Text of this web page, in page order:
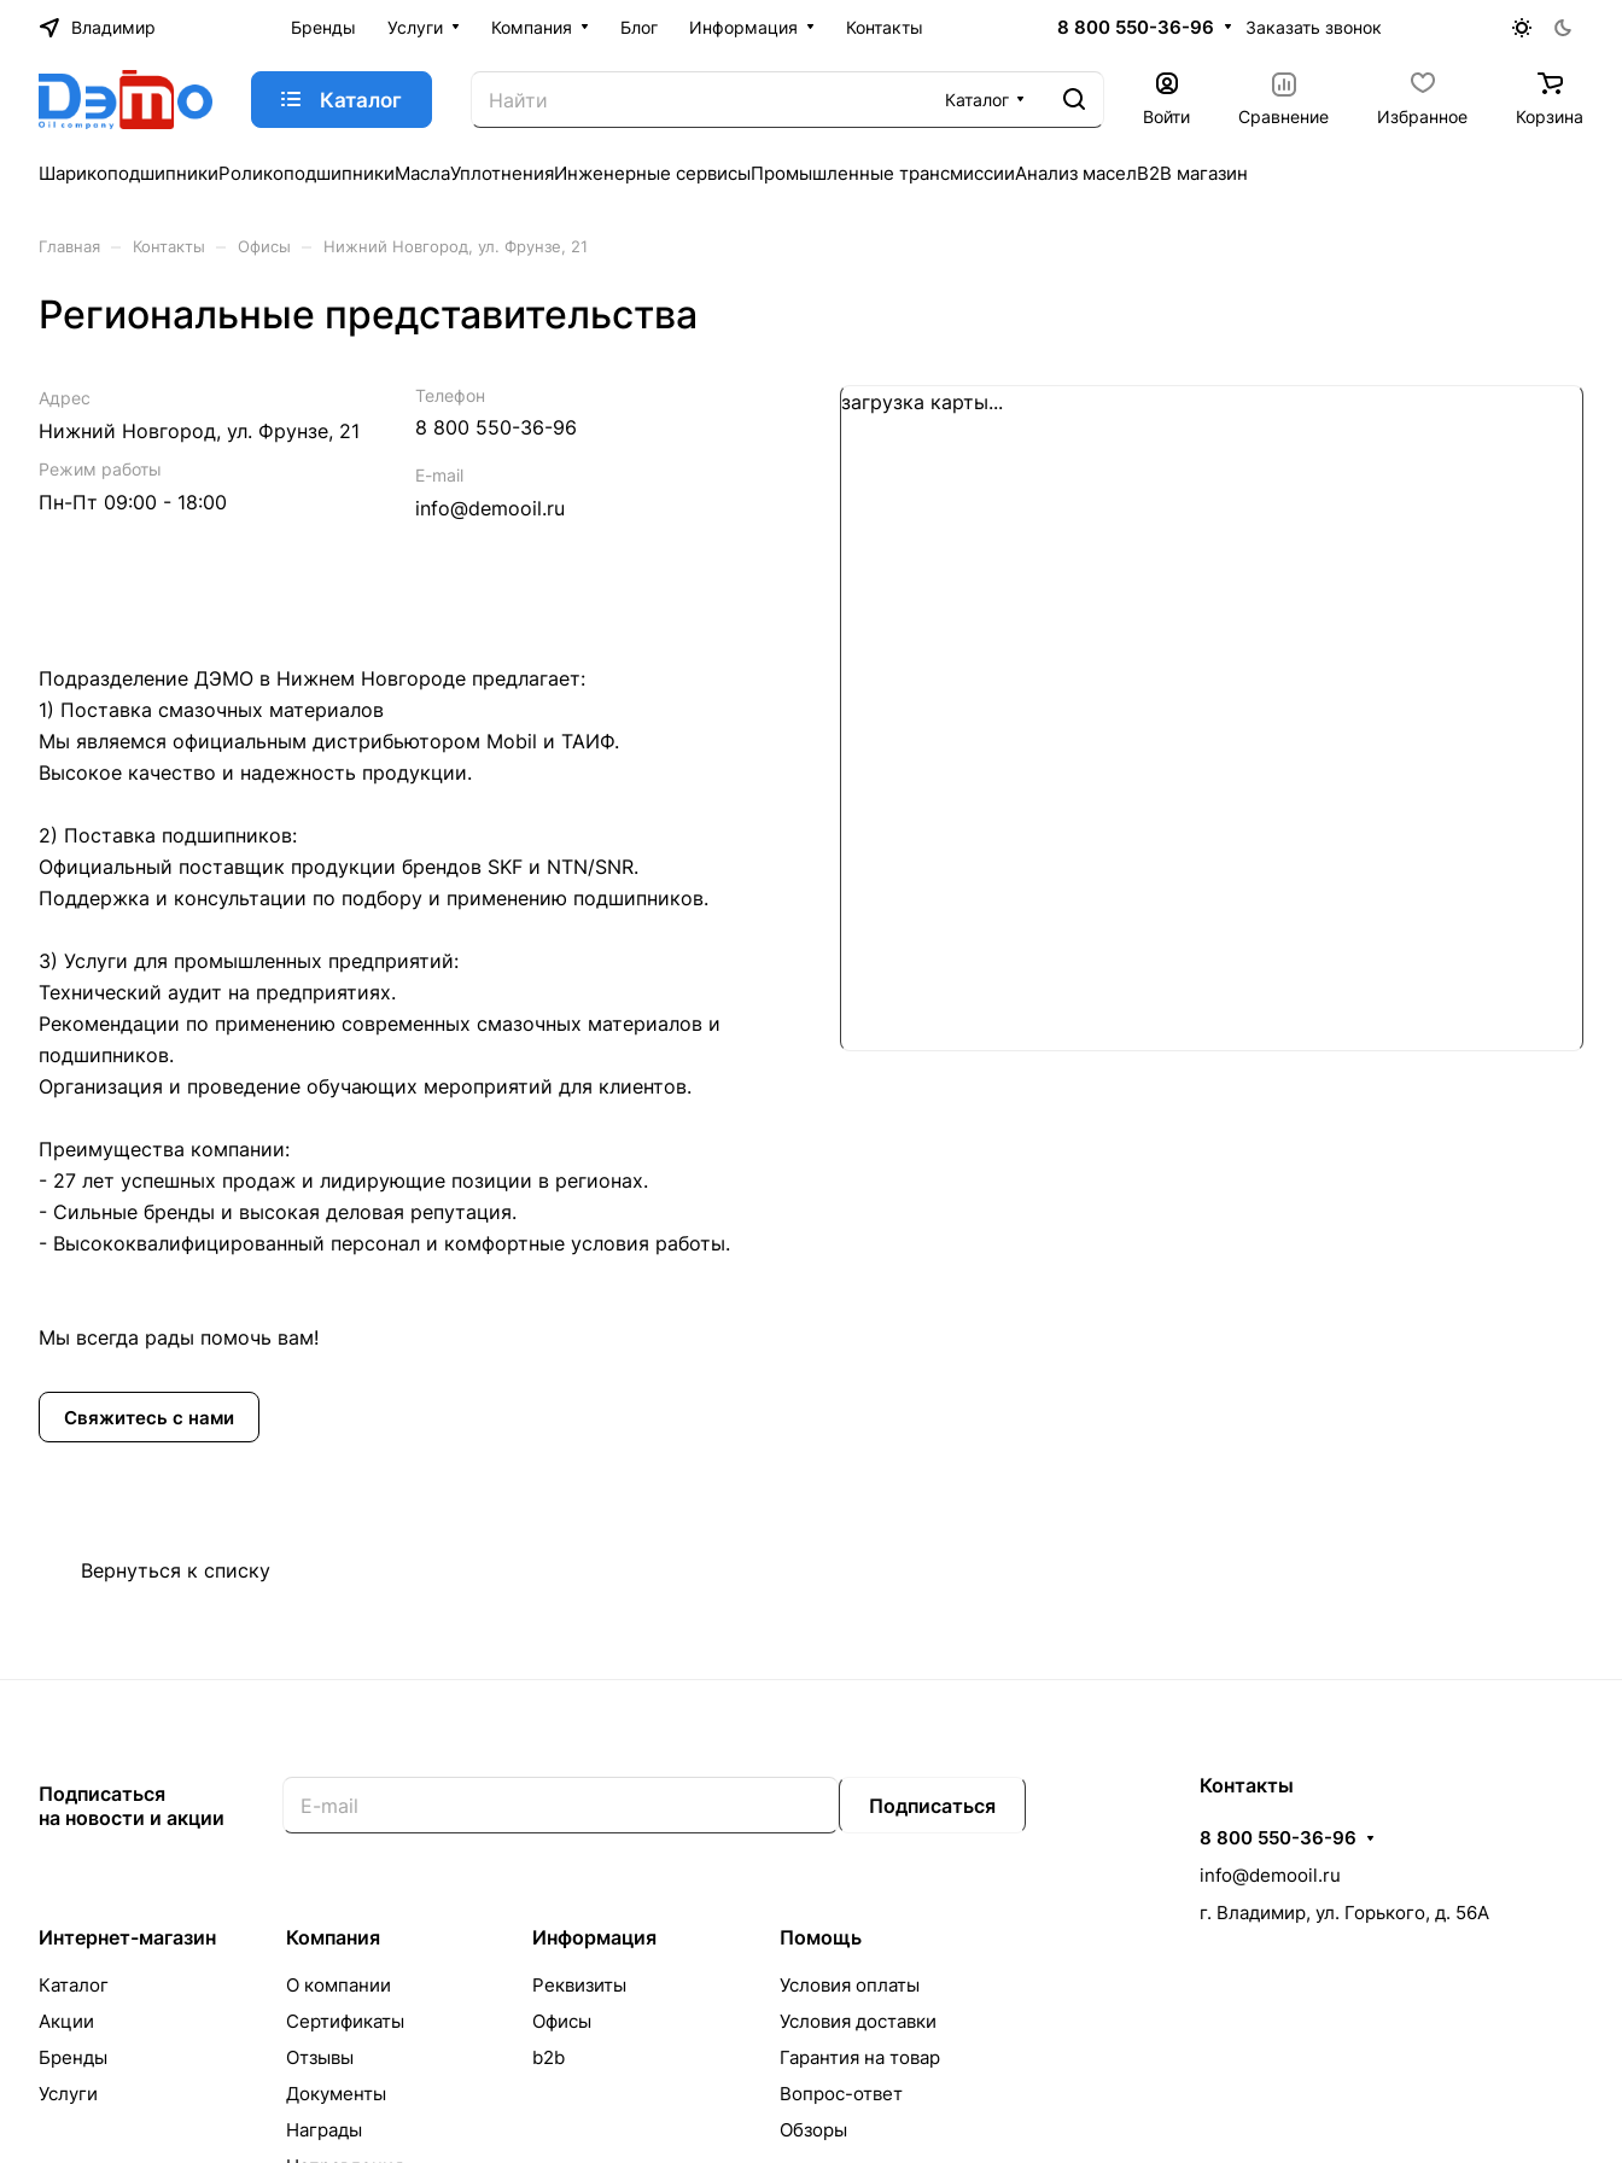
Владимир Бренды Услуги Компания Блог Информация Контакты 8 800 550-36-96 Заказать звонок
Каталог
Каталог
Войти
Сравнение Избранное Корзина
ШарикоподшипникиРоликоподшипникиМаслаУплотненияИнженерные сервисыПромышленные трансмиссииАнализ маселB2B магазин
Главная Контакты Офисы Нижний Новгород, ул. Фрунзе, 21
Региональные представительства
Адрес
Нижний Новгород, ул. Фрунзе, 21
Режим работы
Пн-Пт 09:00 - 18:00
Телефон
8 800 550-36-96
E-mail
info@demooil.ru
Подразделение ДЭМО в Нижнем Новгороде предлагает:
1) Поставка смазочных материалов
Мы являемся официальным дистрибьютором Mobil и ТАИФ.
Высокое качество и надежность продукции.
2) Поставка подшипников:
Официальный поставщик продукции брендов SKF и NTN/SNR.
Поддержка и консультации по подбору и применению подшипников.
3) Услуги для промышленных предприятий:
Технический аудит на предприятиях.
Рекомендации по применению современных смазочных материалов и
подшипников.
Организация и проведение обучающих мероприятий для клиентов.
Преимущества компании:
- 27 лет успешных продаж и лидирующие позиции в регионах.
- Сильные бренды и высокая деловая репутация.
- Высококвалифицированный персонал и комфортные условия работы.
Мы всегда рады помочь вам!
Свяжитесь с нами
загрузка карты...
Вернуться к списку
Подписаться
на новости и акции
Подписаться
Интернет-магазин
Каталог
Акции
Бренды
Услуги
Компания
О компании
Сертификаты
Отзывы
Документы
Награды
Информация
Реквизиты
Офисы
b2b
Помощь
Условия оплаты
Условия доставки
Гарантия на товар
Вопрос-ответ
Обзоры
Контакты
8 800 550-36-96
info@demooil.ru
г. Владимир, ул. Горького, д. 56А